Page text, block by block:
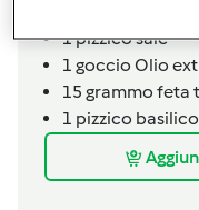
1pizzicosale
1 goccio Olio
15 grammo feta
1 pizzico